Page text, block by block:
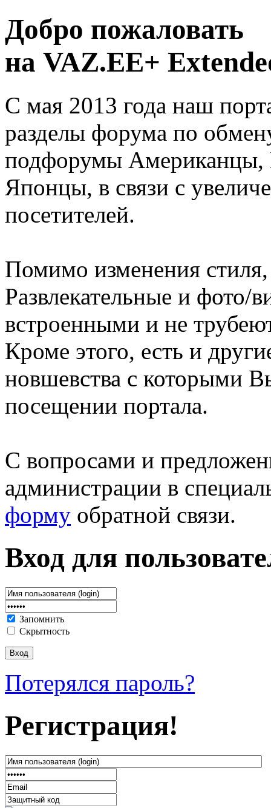
Добро пожаловать
на VAZ.EE+
С мая 2013 года наш
разделы форума по
подфорумы
Японцы, в связи с
посетителей.
Помимо изменения
Развлекательные и фото/
встроенными и не
Кроме этого, есть и
новшевства с которыми
посещении портала.
С вопросами и
администрации в
форму обратной связи.
Вход для
Запомнить
Скрытность
Потерялся пароль?
Регистрация!